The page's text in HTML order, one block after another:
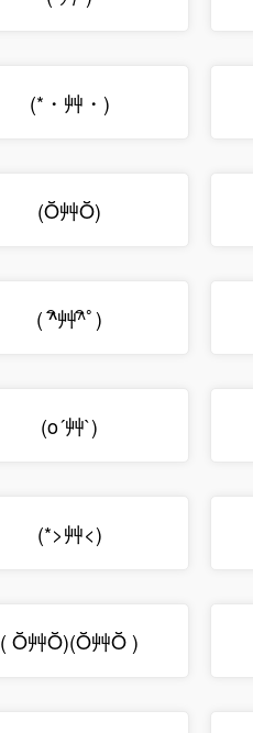
(*・艸・)
(Ŏ艸Ŏ)
( ^ิ艸^ิﾟ)
(o´艸`)
(*>艸<)
( Ŏ艸Ŏ)(Ŏ艸Ŏ )